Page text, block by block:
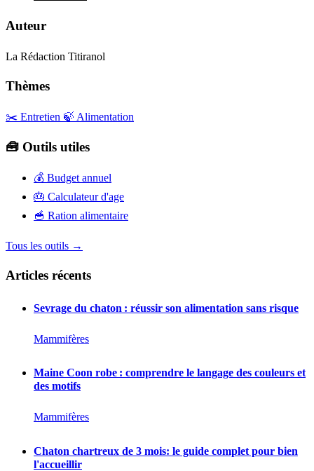
Auteur
La Rédaction Titiranol
Thèmes
✂️ Entretien 🍃 Alimentation
🧰 Outils utiles
💰 Budget annuel
🎂 Calculateur d'age
🥣 Ration alimentaire
Tous les outils →
Articles récents
Sevrage du chaton : réussir son alimentation sans risque
Mammifères
Maine Coon robe : comprendre le langage des couleurs et
des motifs
Mammifères
Chaton chartreux de 3 mois: le guide complet pour bien
l'accueillir